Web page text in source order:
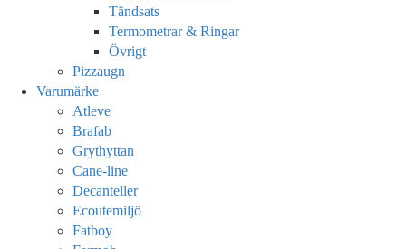
Tändsats
Termometrar & Ringar
Övrigt
Pizzaugn
Varumärke
Atleve
Brafab
Grythyttan
Cane-line
Decanteller
Ecoutemiljö
Fatboy